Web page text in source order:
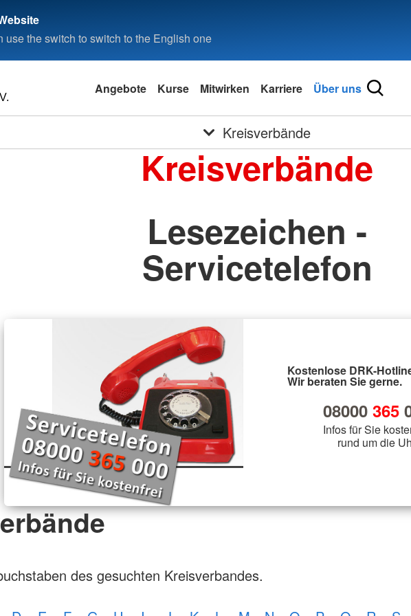
the switch to switch to the English one
Angebote Kurse Mitwirken Karriere Über uns
Kreisverbände
Kreisverbände
Lesezeichen -
Servicetelefon
Kostenlose DRK-
Wir beraten Sie gerne.
08000 365
Infos für Sie
rund um die
des gesuchten Kreisverbandes.